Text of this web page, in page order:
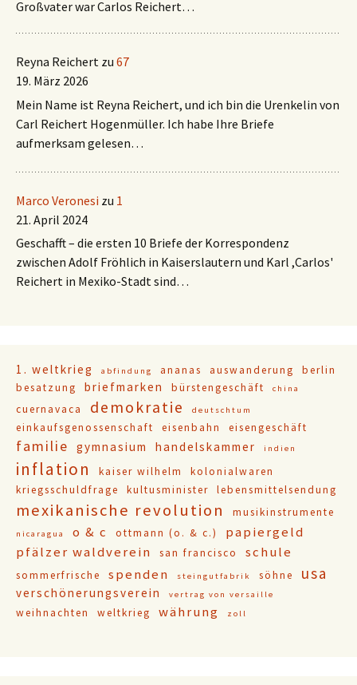
Großvater war Carlos Reichert…
Reyna Reichert zu 67
19. März 2026
Mein Name ist Reyna Reichert, und ich bin die Urenkelin von
Carl Reichert Hogenmüller. Ich habe Ihre Briefe
aufmerksam gelesen…
Marco Veronesi zu 1
21. April 2024
Geschafft – die ersten 10 Briefe der Korrespondenz
zwischen Adolf Fröhlich in Kaiserslautern und Karl ,Carlos'
Reichert in Mexiko-Stadt sind…
1. weltkrieg abfindung ananas auswanderung
berlin
besatzung
briefmarken bürstengeschäft china
cuernavaca demokratie deutschtum
einkaufsgenossenschaft eisenbahn eisengeschäft
familie gymnasium handelskammer indien
inflation kaiser wilhelm
kolonialwaren
kriegsschuldfrage
kultusminister lebensmittelsendung
mexikanische revolution musikinstrumente
nicaragua o & c ottmann (o. & c.)
papiergeld
pfälzer waldverein
san francisco schule
sommerfrische spenden steingutfabrik söhne usa
verschönerungsverein vertrag von versaille
weihnachten weltkrieg währung zoll